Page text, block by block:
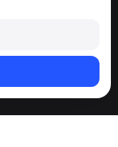
даних